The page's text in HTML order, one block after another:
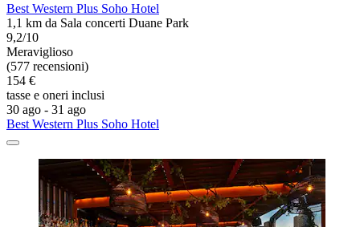
Best Western Plus Soho Hotel
1,1 km da Sala concerti Duane Park
9,2/10
Meraviglioso
(577 recensioni)
154 €
tasse e oneri inclusi
30 ago - 31 ago
Best Western Plus Soho Hotel